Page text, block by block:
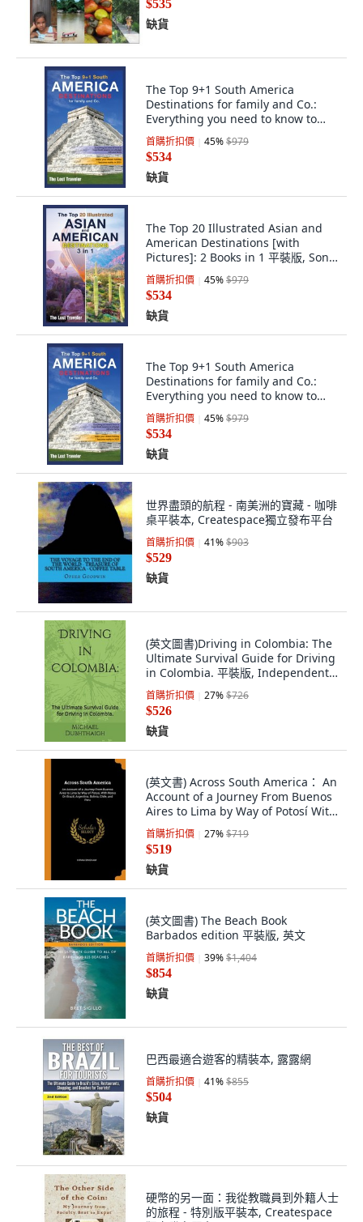
缺貨
The Top 9+1 South America
Destinations for family and Co.:
Everything you need to know to
travel Sou... 平裝版, Sonia
Gianfranceschi, 英語
首購折扣價 45%$979
$534
缺貨
The Top 20 Illustrated Asian and
American Destinations [with
Pictures]: 2 Books in 1 平裝版, Sonic
Press, 英文
首購折扣價 45%$979
$534
缺貨
The Top 9+1 South America
Destinations for family and Co.:
Everything you need to know to
travel Sou... 精裝版, Sonia
Gianfranceschi, 英文
首購折扣價 45%$979
$534
缺貨
世界盡頭的航程 - 南美洲的寶藏 - 咖啡
桌平裝本, Createspace獨立發布平台
首購折扣價 41%$903
$529
缺貨
(英文圖書)Driving in Colombia: The
Ultimate Survival Guide for Driving
in Colombia. 平裝版, Independently
首購折扣價 27%$726
$526
缺貨
(英文書) Across South America： An
Account of a Journey From Buenos
Aires to Lima by Way of Potosí Wit...
平裝版, Franklin Classics, 英文
首購折扣價 27%$719
$519
缺貨
(英文圖書) The Beach Book
Barbados edition 平裝版, 英文
首購折扣價 39%$1,404
$854
缺貨
巴西最適合遊客的精裝本, 露露網
首購折扣價 41%$855
$504
缺貨
硬幣的另一面：我從教職員到外籍人士
的旅程 - 特別版平裝本, Createspace